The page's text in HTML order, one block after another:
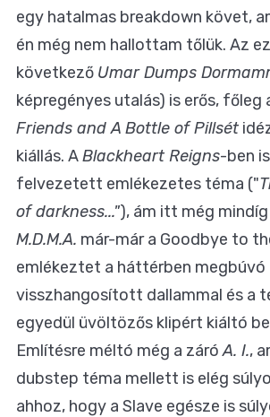
egy hatalmas breakdown követ,
én még nem hallottam tőlük. Az
következő Umar Dumps
képregényes utalás) is erős, főleg
Friends and A Bottle of Pillsét
kiállás. ABlackheart Reigns-ben
felvezetett emlékezetes téma ("
of darkness..."), ám itt még
M.D.M.A. már-már a Goodbye to
emlékeztet a háttérben megbúvó
visszhangosított dallammal és a
egyedül üvöltözős klipért kiáltó
Említésre méltó még a záróA. I.,
dubstep téma mellett is elég
ahhoz, hogy a Slave egésze is